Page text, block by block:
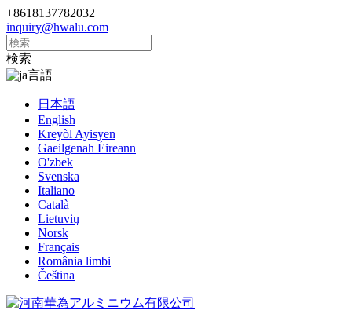
+8618137782032
inquiry@hwalu.com
検索
言語
日本語
English
Kreyòl Ayisyen
Gaeilgenah Éireann
O'zbek
Svenska
Italiano
Català
Lietuvių
Norsk
Français
România limbi
Čeština